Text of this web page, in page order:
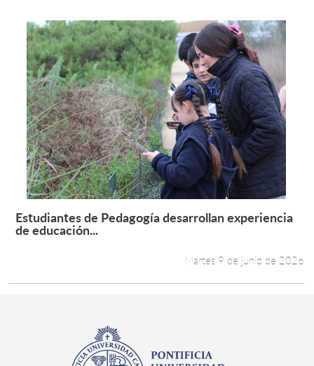
Leer más +
Estudiantes de Pedagogía desarrollan experiencia
de educación...
Martes 9 de junio de 2026